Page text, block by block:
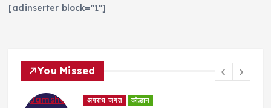
[adinserter block="1"]
You Missed
कोल्हान सर्वेक्षण/सर्वे